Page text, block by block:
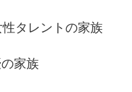
性タレントの家族
家族